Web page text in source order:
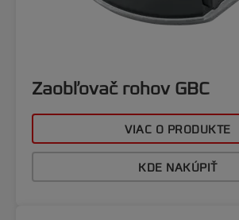
Zaobľovač rohov GBC
VIAC O PRODUKTE
KDE NAKÚPIŤ